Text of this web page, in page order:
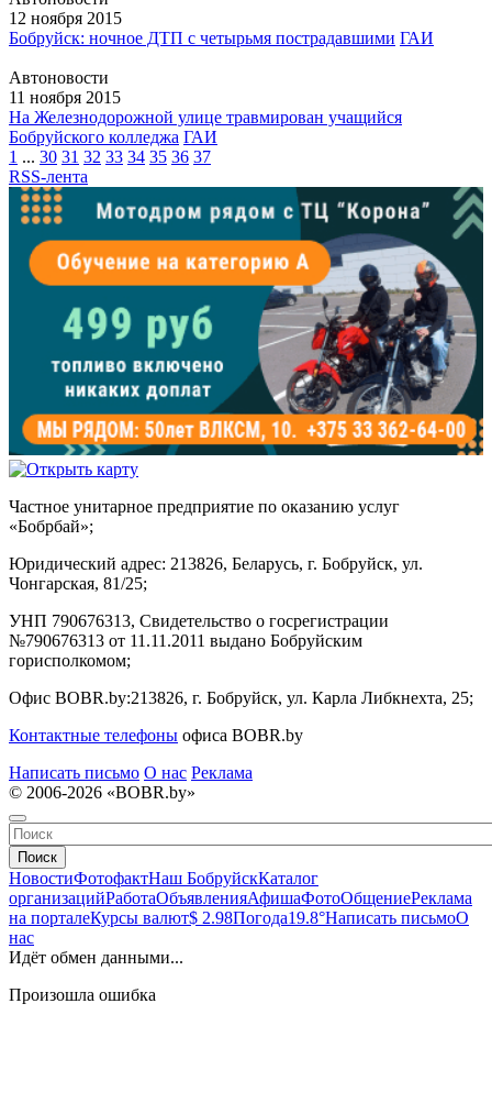
12 ноября 2015
Бобруйск: ночное ДТП с четырьмя пострадавшими ГАИ
Автоновости
11 ноября 2015
На Железнодорожной улице травмирован учащийся
Бобруйского колледжа ГАИ
1 ... 30 31 32 33 34 35 36 37
RSS-лента
Частное унитарное предприятие по оказанию услуг
«Бобрбай»;
Юридический адрес: 213826, Беларусь, г. Бобруйск, ул.
Чонгарская, 81/25;
УНП 790676313, Свидетельство о госрегистрации
№790676313 от 11.11.2011 выдано Бобруйским
горисполкомом;
Офис BOBR.by:213826, г. Бобруйск, ул. Карла Либкнехта, 25;
Контактные телефоны офиса BOBR.by
Написать письмо О нас Реклама
© 2006-2026 «BOBR.by»
Поиск
НовостиФотофактНаш БобруйскКаталог
организацийРаботаОбъявленияАфишаФотоОбщениеРеклама
на порталеКурсы валют$ 2.98Погода19.8°Написать письмоО
нас
Идёт обмен данными...
Произошла ошибка